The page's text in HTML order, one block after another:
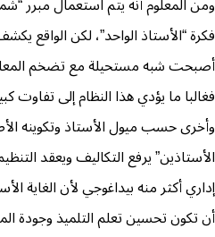
فكرة “الأستاذ الواحد”، لكن الواقع
أصبحت شبه مستحيلة مع تضخم
فغالبا ما يؤدي هذا النظام إلى تفاوت
وأخرى حسب ميول الأستاذ وتكوينه
الأستاذين” يرفع التكاليف ويعقد
إداري أكثر منه بيداغوجي لأن الغاية
أن تكون تحسين تعلم التلميذ وجودة